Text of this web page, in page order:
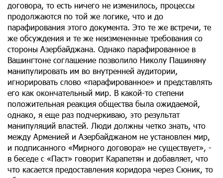
договора, то есть ничего не изменилось, процессы
продолжаются по той же логике, что и до
парафирования этого документа. Это те же встречи, те
же обсуждения и те же неизмененные требования со
стороны Азербайджана. Однако парафированное в
Вашингтоне соглашение позволило Николу Пашиняну
манипулировать им во внутренней аудитории,
игнорировать слово «парафированное» и представлять
его как окончательный мир. В какой-то степени
положительная реакция общества была ожидаемой,
однако, я еще раз подчеркиваю, это результат
манипуляций властей. Люди должны четко знать, что
между Арменией и Азербайджаном не установлен мир,
и подписанного «Мирного договора» не существует», -
в беседе с «Паст» говорит Карапетян и добавляет, что
что касается предоставления коридора через Сюник, то